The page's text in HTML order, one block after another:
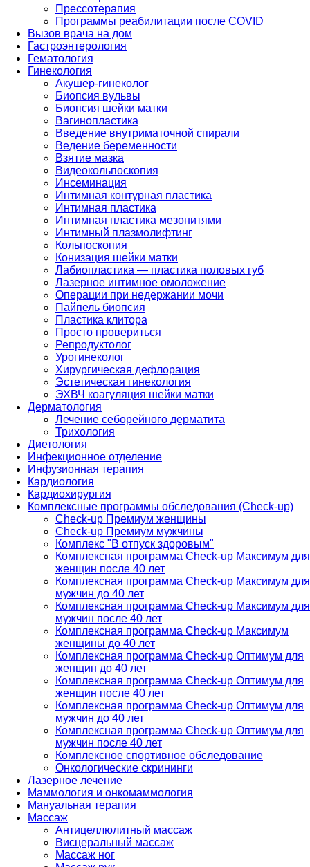
Прессотерапия
Программы реабилитации после СOVID
Вызов врача на дом
Гастроэнтерология
Гематология
Гинекология
Акушер-гинеколог
Биопсия вульвы
Биопсия шейки матки
Вагинопластика
Введение внутриматочной спирали
Ведение беременности
Взятие мазка
Видеокольпоскопия
Инсеминация
Интимная контурная пластика
Интимная пластика
Интимная пластика мезонитями
Интимный плазмолифтинг
Кольпоскопия
Конизация шейки матки
Лабиопластика — пластика половых губ
Лазерное интимное омоложение
Операции при недержании мочи
Пайпель биопсия
Пластика клитора
Просто провериться
Репродуктолог
Урогинеколог
Хирургическая дефлорация
Эстетическая гинекология
ЭХВЧ коагуляция шейки матки
Дерматология
Лечение себорейного дерматита
Трихология
Диетология
Инфекционное отделение
Инфузионная терапия
Кардиология
Кардиохирургия
Комплексные программы обследования (Check-up)
Check-up Премиум женщины
Check-up Премиум мужчины
Комплекс "В отпуск здоровым"
Комплексная программа Check-up Максимум для
женщин после 40 лет
Комплексная программа Check-up Максимум для
мужчин до 40 лет
Комплексная программа Check-up Максимум для
мужчин после 40 лет
Комплексная программа Check-up Максимум
женщины до 40 лет
Комплексная программа Check-up Оптимум для
женщин до 40 лет
Комплексная программа Check-up Оптимум для
женщин после 40 лет
Комплексная программа Check-up Оптимум для
мужчин до 40 лет
Комплексная программа Check-up Оптимум для
мужчин после 40 лет
Комплексное спортивное обследование
Онкологические скрининги
Лазерное лечение
Маммология и онкомаммология
Мануальная терапия
Массаж
Антицеллюлитный массаж
Висцеральный массаж
Массаж ног